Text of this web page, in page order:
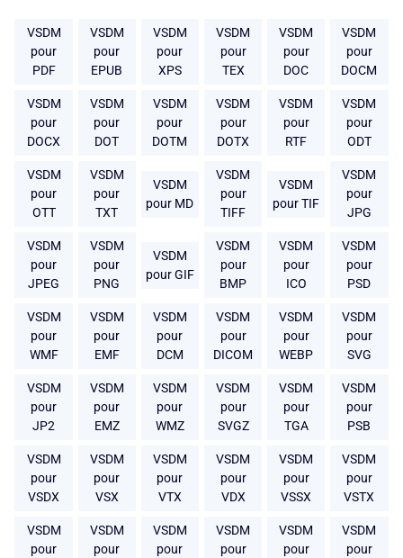
VSDM
pour
PDF
VSDM
pour
EPUB
VSDM
pour
XPS
VSDM
pour
TEX
VSDM
pour
DOC
VSDM
pour
DOCM
VSDM
pour
DOCX
VSDM
pour
DOT
VSDM
pour
DOTM
VSDM
pour
DOTX
VSDM
pour
RTF
VSDM
pour
ODT
VSDM
pour
OTT
VSDM
pour
TXT
VSDM
pour MD
VSDM
pour
TIFF
VSDM
pour TIF
VSDM
pour
JPG
VSDM
pour
JPEG
VSDM
pour
PNG
VSDM
pour GIF
VSDM
pour
BMP
VSDM
pour
ICO
VSDM
pour
PSD
VSDM
pour
WMF
VSDM
pour
EMF
VSDM
pour
DCM
VSDM
pour
DICOM
VSDM
pour
WEBP
VSDM
pour
SVG
VSDM
pour
JP2
VSDM
pour
EMZ
VSDM
pour
WMZ
VSDM
pour
SVGZ
VSDM
pour
TGA
VSDM
pour
PSB
VSDM
pour
VSDX
VSDM
pour
VSX
VSDM
pour
VTX
VSDM
pour
VDX
VSDM
pour
VSSX
VSDM
pour
VSTX
VSDM
pour
VSDM
pour
VSDM
pour
VSDM
pour
VSDM
pour
VSDM
pour